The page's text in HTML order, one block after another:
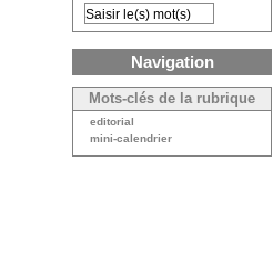
Navigation
Mots-clés de la rubrique
editorial
mini-calendrier